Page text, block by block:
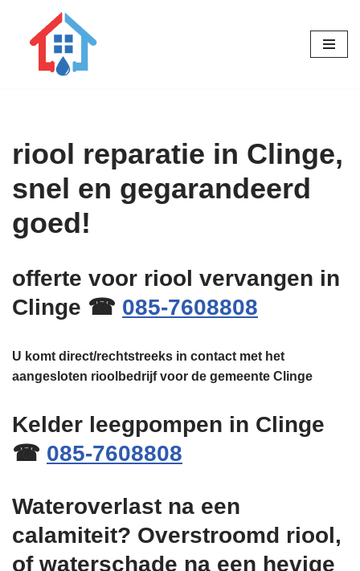
riool reparatie in Clinge,
snel en gegarandeerd
goed!
offerte voor riool vervangen in
Clinge ☎ 085-7608808
U komt direct/rechtstreeks in contact met het
aangesloten rioolbedrijf voor de gemeente Clinge
Kelder leegpompen in Clinge
☎ 085-7608808
Wateroverlast na een
calamiteit? Overstroomd riool,
of waterschade na een hevige